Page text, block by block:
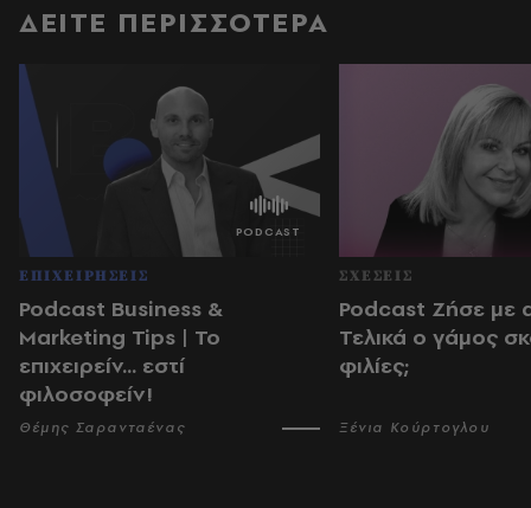
ΔΕΙΤΕ ΠΕΡΙΣΣΟΤΕΡΑ
ΕΠΙΧΕΙΡΗΣΕΙΣ
Podcast Business &
Marketing Tips | Το
επιχειρείν... εστί
φιλοσοφείν!
Θέμης Σαρανταένας
ΣΧΕΣΕΙΣ
Podcast Ζήσε με
Τελικά ο γάμος
φιλίες;
Ξένια Κούρτογλου